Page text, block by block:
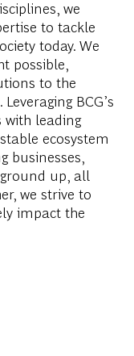
we
to tackle
today. We
possible,
to the
BCG’s
leading
ecosystem
businesses,
up, all
we strive to
impact the